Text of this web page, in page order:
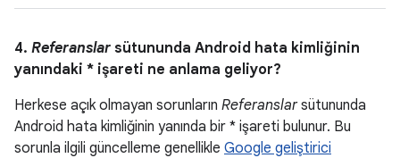
4. Referanslar sütununda Android hata kimliğinin
yanındaki * işareti ne anlama geliyor?
Herkese açık olmayan sorunların Referanslarsütununda
Android hata kimliğinin yanında bir * işareti bulunur. Bu
sorunla ilgili güncelleme genellikle Google geliştirici